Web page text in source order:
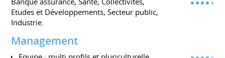
Etudes et Développements, Secteur public,
Industrie.
Management